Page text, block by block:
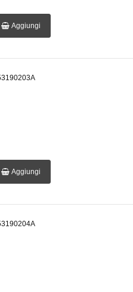
Aggiungi
Aggiungi